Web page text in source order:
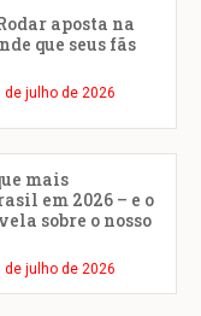
aposta na
que seus fãs
de julho de 2026
mais
em 2026 – e o
sobre o nosso
de julho de 2026